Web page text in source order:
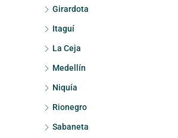
Girardota
Itaguí
La Ceja
Medellín
Niquía
Rionegro
Sabaneta